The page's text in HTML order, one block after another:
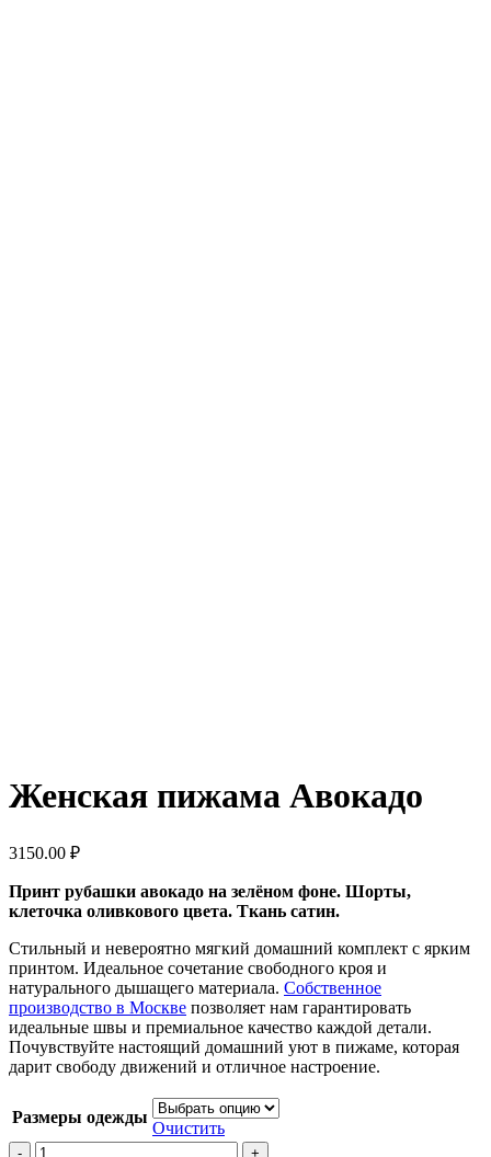
Женская пижама Авокадо
3150.00 ₽
Принт рубашки авокадо на зелёном фоне. Шорты,
клеточка оливкового цвета. Ткань сатин.
Стильный и невероятно мягкий домашний комплект с ярким
принтом. Идеальное сочетание свободного кроя и
натурального дышащего материала. Собственное
производство в Москве позволяет нам гарантировать
идеальные швы и премиальное качество каждой детали.
Почувствуйте настоящий домашний уют в пижаме, которая
дарит свободу движений и отличное настроение.
Размеры одежды
Очистить
Количество